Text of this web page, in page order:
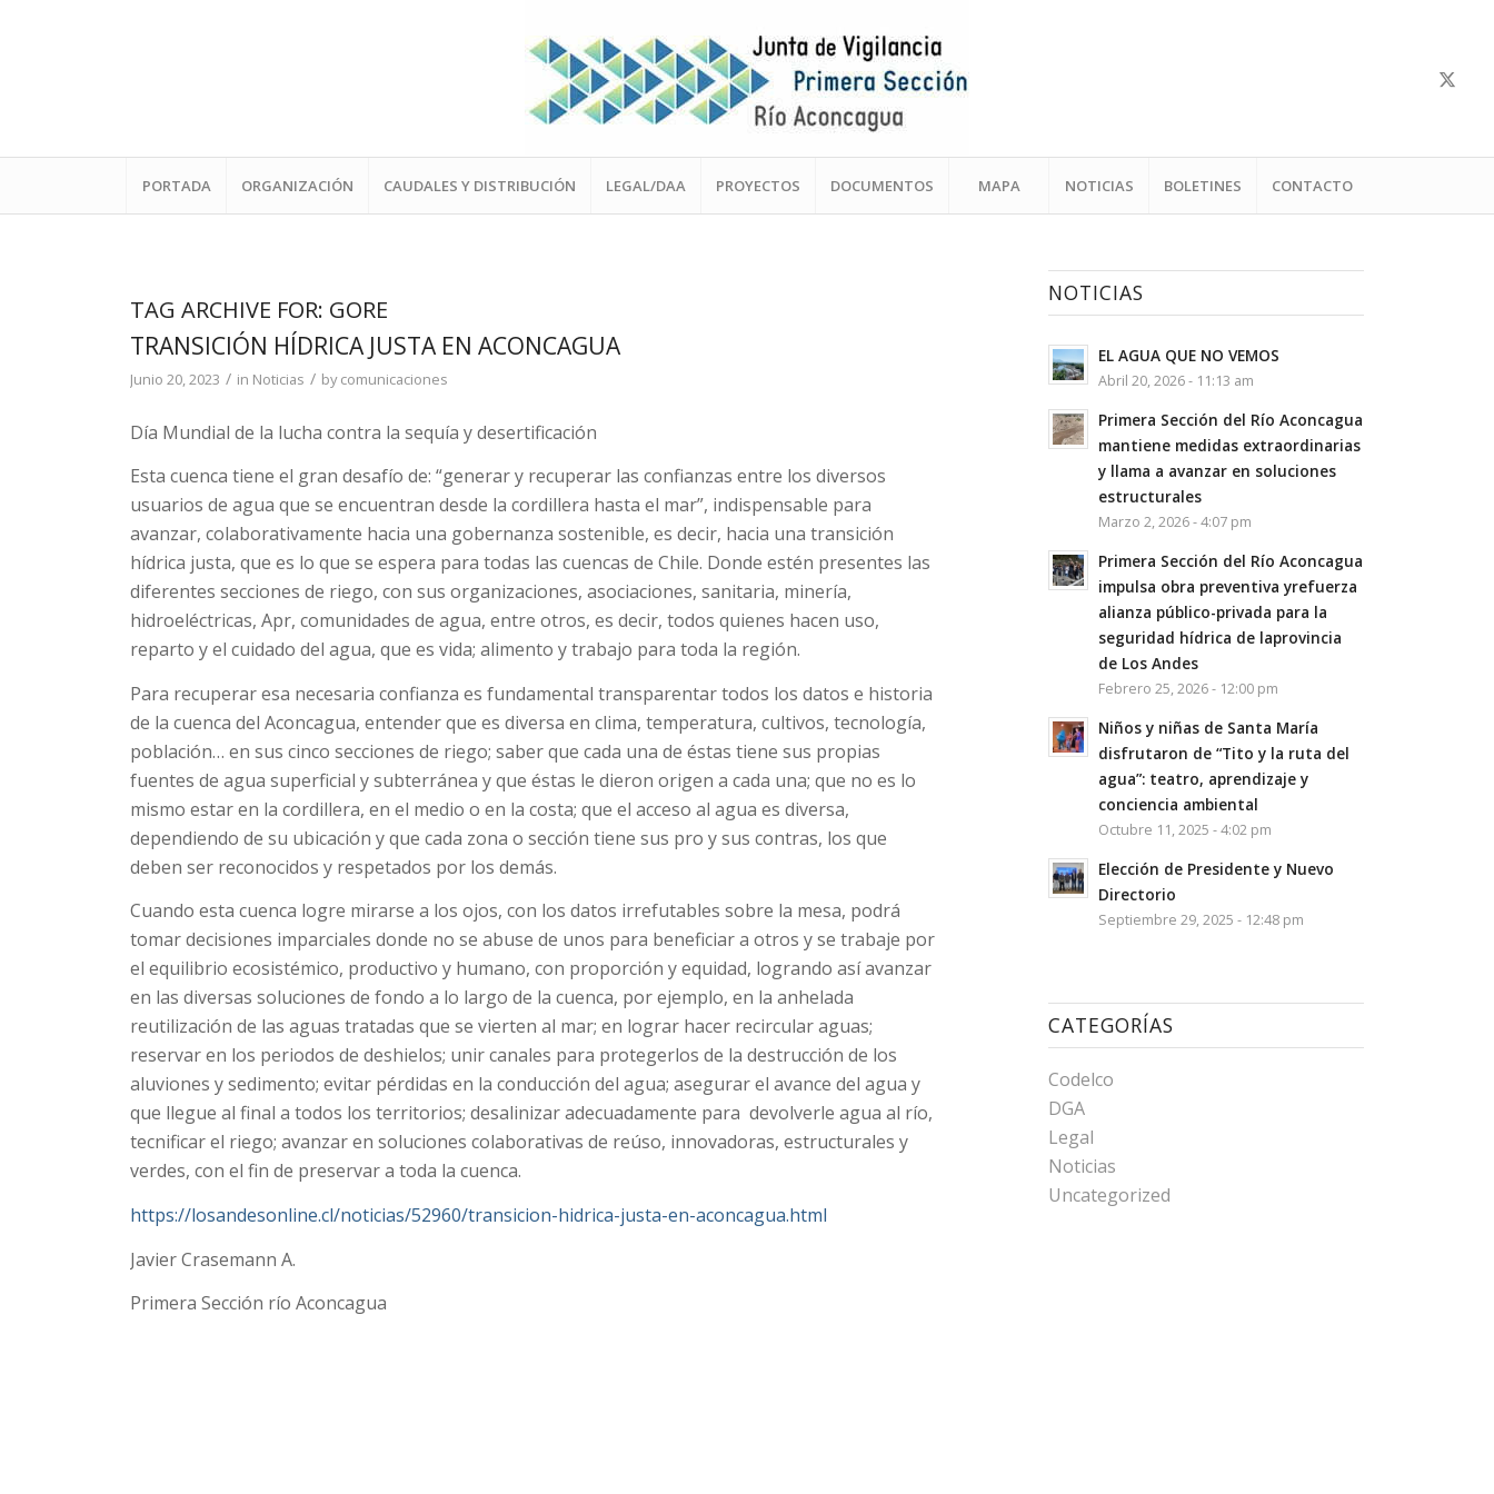
PORTADA ORGANIZACIÓN CAUDALES Y DISTRIBUCIÓN LEGAL/DAA PROYECTOS DOCUMENTOS MAPA NOTICIAS BOLETINES CONTACTO
TAG ARCHIVE FOR: GORE
TRANSICIÓN HÍDRICA JUSTA EN ACONCAGUA
Junio 20, 2023 / in Noticias / bycomunicaciones
Día Mundial de la lucha contra la sequía y desertificación
Esta cuenca tiene el gran desafío de: “generar y recuperar las confianzas entre los diversos
usuarios de agua que se encuentran desde la cordillera hasta el mar”, indispensable para
avanzar, colaborativamente hacia una gobernanza sostenible, es decir, hacia una transición
hídrica justa, que es lo que se espera para todas las cuencas de Chile. Donde estén presentes las
diferentes secciones de riego, con sus organizaciones, asociaciones, sanitaria, minería,
hidroeléctricas, Apr, comunidades de agua, entre otros, es decir, todos quienes hacen uso,
reparto y el cuidado del agua, que es vida; alimento y trabajo para toda la región.
Para recuperar esa necesaria confianza es fundamental transparentar todos los datos e historia
de la cuenca del Aconcagua, entender que es diversa en clima, temperatura, cultivos, tecnología,
población… en sus cinco secciones de riego; saber que cada una de éstas tiene sus propias
fuentes de agua superficial y subterránea y que éstas le dieron origen a cada una; que no es lo
mismo estar en la cordillera, en el medio o en la costa; que el acceso al agua es diversa,
dependiendo de su ubicación y que cada zona o sección tiene sus pro y sus contras, los que
deben ser reconocidos y respetados por los demás.
Cuando esta cuenca logre mirarse a los ojos, con los datos irrefutables sobre la mesa, podrá
tomar decisiones imparciales donde no se abuse de unos para beneficiar a otros y se trabaje por
el equilibrio ecosistémico, productivo y humano, con proporción y equidad, logrando así avanzar
en las diversas soluciones de fondo a lo largo de la cuenca, por ejemplo, en la anhelada
reutilización de las aguas tratadas que se vierten al mar; en lograr hacer recircular aguas;
reservar en los periodos de deshielos; unir canales para protegerlos de la destrucción de los
aluviones y sedimento; evitar pérdidas en la conducción del agua; asegurar el avance del agua y
que llegue al final a todos los territorios; desalinizar adecuadamente para devolverle agua al río,
tecnificar el riego; avanzar en soluciones colaborativas de reúso, innovadoras, estructurales y
verdes, con el fin de preservar a toda la cuenca.
https://losandesonline.cl/noticias/52960/transicion-hidrica-justa-en-aconcagua.html
Javier Crasemann A.
Primera Sección río Aconcagua
NOTICIAS
EL AGUA QUE NO VEMOS
Abril 20, 2026 - 11:13 am
Primera Sección del Río Aconcagua
mantiene medidas extraordinarias
y llama a avanzar en soluciones
estructurales
Marzo 2, 2026 - 4:07 pm
Primera Sección del Río Aconcagua
impulsa obra preventiva yrefuerza
alianza público-privada para la
seguridad hídrica de laprovincia
de Los Andes
Febrero 25, 2026 - 12:00 pm
Niños y niñas de Santa María
disfrutaron de “Tito y la ruta del
agua”: teatro, aprendizaje y
conciencia ambiental
Octubre 11, 2025 - 4:02 pm
Elección de Presidente y Nuevo
Directorio
Septiembre 29, 2025 - 12:48 pm
CATEGORÍAS
Codelco
DGA
Legal
Noticias
Uncategorized